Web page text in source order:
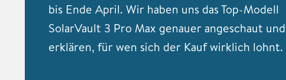
bis Ende April. Wir haben uns das Top-Modell
SolarVault 3 Pro Max genauer angeschaut und
erklären, für wen sich der Kauf wirklich lohnt.